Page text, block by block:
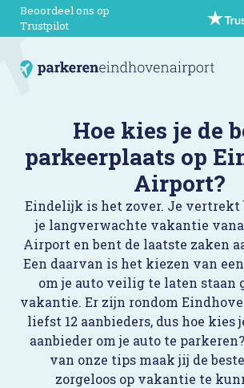
Beoordeel ons op
Trustpilot
Hoe kies je de
parkeerplaats op
Airport?
Eindelijk is het zover. Je
je langverwachte vakantie
Airport en bent de laatste zaken
Een daarvan is het kiezen van
om je auto veilig te laten staan
vakantie. Er zijn rondom
liefst 12 aanbieders, dus hoe kies
aanbieder om je auto te
van onze tips maak jij de
zorgeloos op vakantie te